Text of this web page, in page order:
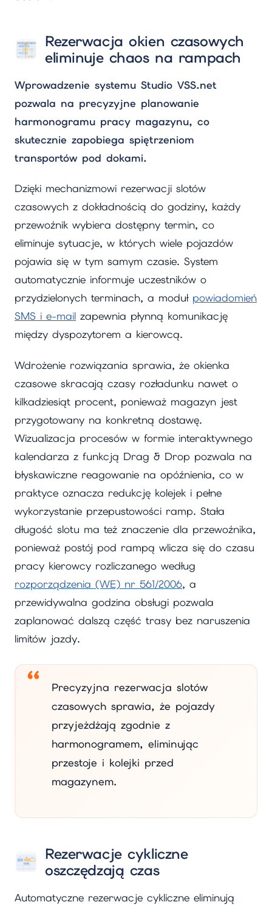
Rezerwacja okien czasowych
eliminuje chaos na rampach
Wprowadzenie systemu Studio VSS.net
pozwala na precyzyjne planowanie
harmonogramu pracy magazynu, co
skutecznie zapobiega spiętrzeniom
transportów pod dokami.
Dzięki mechanizmowi rezerwacji slotów
czasowych z dokładnością do godziny, każdy
przewoźnik wybiera dostępny termin, co
eliminuje sytuacje, w których wiele pojazdów
pojawia się w tym samym czasie. System
automatycznie informuje uczestników o
przydzielonych terminach, a moduł powiadomień
SMS i e-mail zapewnia płynną komunikację
między dyspozytorem a kierowcą.
Wdrożenie rozwiązania sprawia, że okienka
czasowe skracają czasy rozładunku nawet o
kilkadziesiąt procent, ponieważ magazyn jest
przygotowany na konkretną dostawę.
Wizualizacja procesów w formie interaktywnego
kalendarza z funkcją Drag & Drop pozwala na
błyskawiczne reagowanie na opóźnienia, co w
praktyce oznacza redukcję kolejek i pełne
wykorzystanie przepustowości ramp. Stała
długość slotu ma też znaczenie dla przewoźnika,
ponieważ postój pod rampą wlicza się do czasu
pracy kierowcy rozliczanego według
rozporządzenia (WE) nr 561/2006, a
przewidywalna godzina obsługi pozwala
zaplanować dalszą część trasy bez naruszenia
limitów jazdy.
Precyzyjna rezerwacja slotów
czasowych sprawia, że pojazdy
przyjeżdżają zgodnie z
harmonogramem, eliminując
przestoje i kolejki przed
magazynem.
Rezerwacje cykliczne
oszczędzają czas
Automatyczne rezerwacje cykliczne eliminują